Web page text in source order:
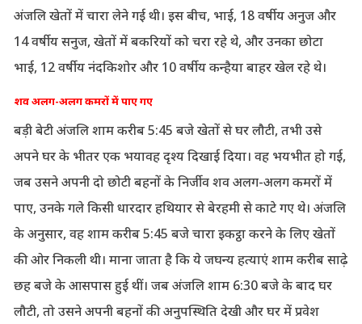
अंजलि खेतों में चारा लेने गई थी। इस बीच, भाई, 18 वर्षीय अनुज और
14 वर्षीय सनुज, खेतों में बकरियों को चरा रहे थे, और उनका छोटा
भाई, 12 वर्षीय नंदकिशोर और 10 वर्षीय कन्हैया बाहर खेल रहे थे।
शव अलग-अलग कमरों में पाए गए
बड़ी बेटी अंजलि शाम करीब 5:45 बजे खेतों से घर लौटी, तभी उसे
अपने घर के भीतर एक भयावह दृश्य दिखाई दिया। वह भयभीत हो गई,
जब उसने अपनी दो छोटी बहनों के निर्जीव शव अलग-अलग कमरों में
पाए, उनके गले किसी धारदार हथियार से बेरहमी से काटे गए थे। अंजलि
के अनुसार, वह शाम करीब 5:45 बजे चारा इकट्ठा करने के लिए खेतों
की ओर निकली थी। माना जाता है कि ये जघन्य हत्याएं शाम करीब साढ़े
छह बजे के आसपास हुई थीं। जब अंजलि शाम 6:30 बजे के बाद घर
लौटी, तो उसने अपनी बहनों की अनुपस्थिति देखी और घर में प्रवेश